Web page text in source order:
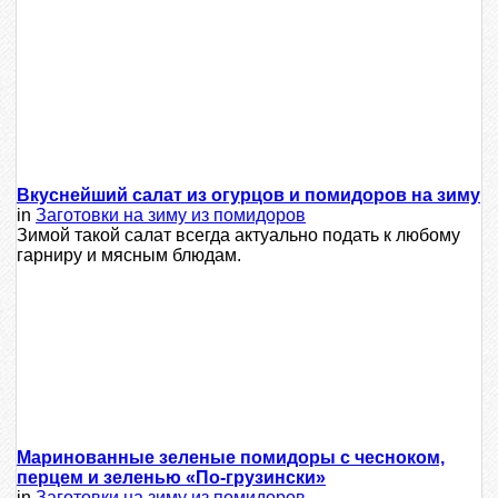
Вкуснейший салат из огурцов и помидоров на зиму
in Заготовки на зиму из помидоров
Зимой такой салат всегда актуально подать к любому
гарниру и мясным блюдам.
Маринованные зеленые помидоры с чесноком,
перцем и зеленью «По-грузински»